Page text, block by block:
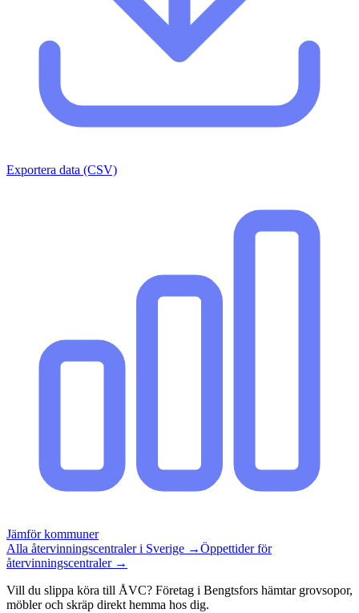
Exportera data (CSV)
Jämför kommuner
Alla återvinningscentraler i Sverige →Öppettider för
återvinningscentraler →
Vill du slippa köra till ÅVC? Företag i Bengtsfors hämtar grovsopor,
möbler och skräp direkt hemma hos dig.